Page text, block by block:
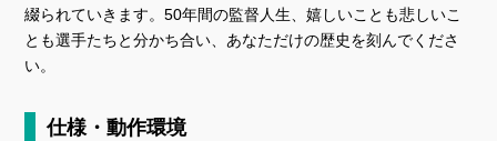
綴られていきます。50年間の監督人生、嬉しいことも悲しいこ
とも選手たちと分かち合い、あなただけの歴史を刻んでくださ
い。
仕様・動作環境